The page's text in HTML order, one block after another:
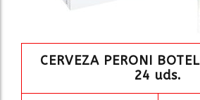
CERVEZA PERONI
24 uds.